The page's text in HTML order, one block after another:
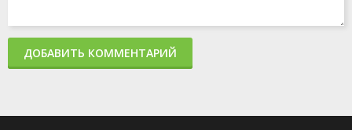
ДОБАВИТЬ КОММЕНТАРИЙ